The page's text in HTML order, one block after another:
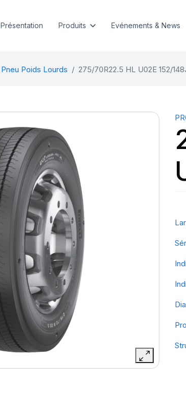
Présentation Produits Evénements & News
Pneu Poids Lourds 275/70R22.5 HL U02E 152/